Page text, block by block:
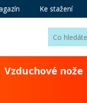
Ke stažení
Vzduchové nože